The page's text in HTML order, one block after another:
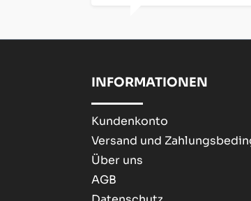
INFORMATIONEN
Kundenkonto
Versand und
Über uns
AGB